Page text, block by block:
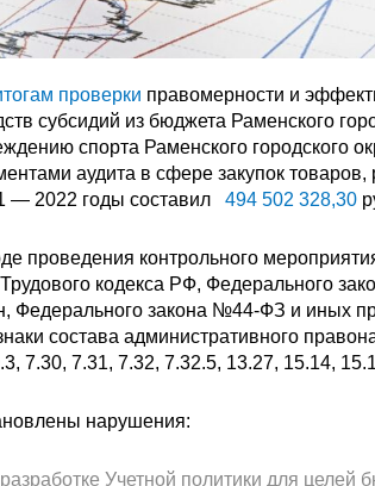
проверки правомерности и
субсидий из бюджета Раменского
спорта Раменского городского
аудита в сфере закупок
— 2022 годы составил 494 502 328,30
проведения контрольного
кодекса РФ, Федерального
Федерального закона №44-ФЗ и иных
состава административного
7.30, 7.31, 7.32, 7.32.5, 13.27, 15.14,
нарушения:
Учетной политики для целей